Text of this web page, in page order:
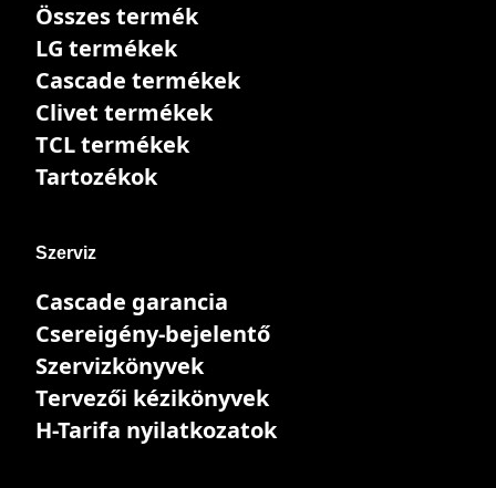
Összes termék
LG termékek
Cascade termékek
Clivet termékek
TCL termékek
Tartozékok
Szerviz
Cascade garancia
Csereigény-bejelentő
Szervizkönyvek
Tervezői kézikönyvek
H-Tarifa nyilatkozatok